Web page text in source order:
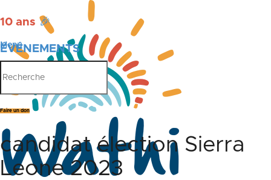
10 ans 🎉
ÉVÉNEMENTS
PUBLICATIONS
Menu
Faire un don
candidat élection Sierra
Leone 2023